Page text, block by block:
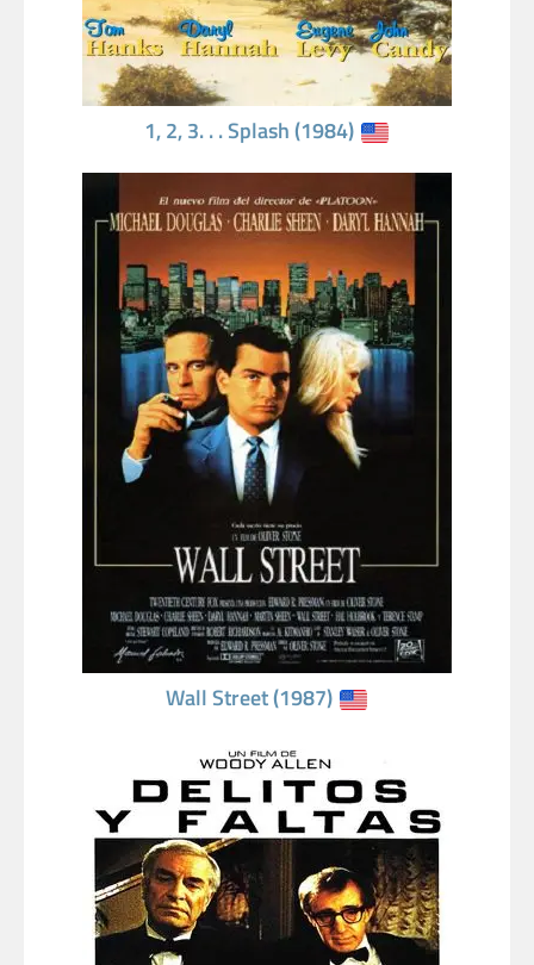
1, 2, 3. . . Splash (1984)
Wall Street (1987)